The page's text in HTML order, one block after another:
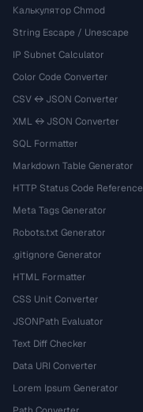
Калькулятор Chmod
String Escape / Unescape
IP Subnet Calculator
Color Code Converter
CSV ↔ JSON Converter
XML ↔ JSON Converter
SQL Formatter
Markdown Table Generator
HTTP Status Code Reference
Meta Tags Generator
Robots.txt Generator
.gitignore Generator
HTML Formatter
CSS Unit Converter
JSONPath Evaluator
Text Diff Checker
Data URI Converter
Lorem Ipsum Generator